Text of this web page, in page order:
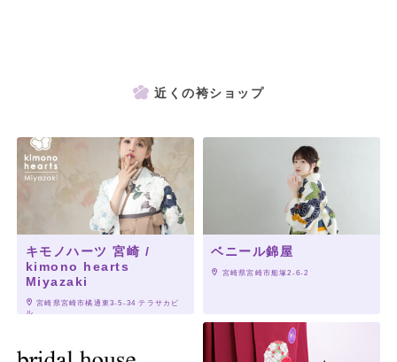
近くの袴ショップ
キモノハーツ 宮崎 /
kimono hearts
Miyazaki
宮崎県宮崎市橘通東3-5-34 テラサカビ
ル
ベニール錦屋
宮崎県宮崎市船塚2-6-2